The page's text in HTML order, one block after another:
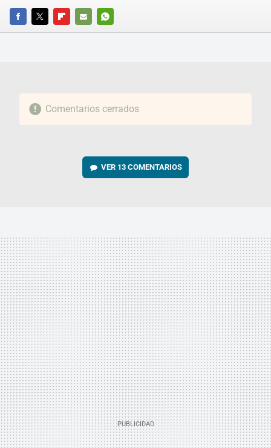
FACEBOOKTWITTERFLIPBOARD
E-
WHATSAPP
Comentarios cerrados
VER 13 COMENTARIOS